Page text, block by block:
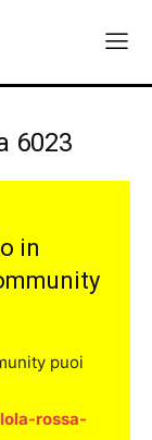
6023
in
puoi
rossa-